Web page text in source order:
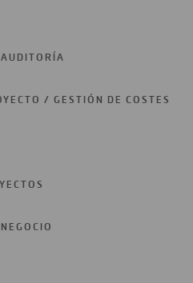
/ GESTIÓN DE COSTES